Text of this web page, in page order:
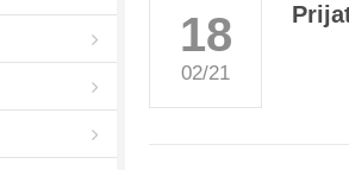
18
02/21